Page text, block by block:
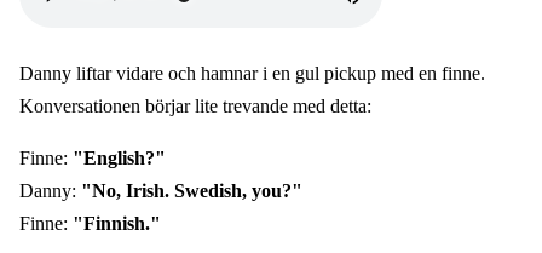
Danny liftar vidare och hamnar i en gul pickup med en finne.
Konversationen börjar lite trevande med detta:
Finne: "English?"
Danny: "No, Irish. Swedish, you?"
Finne: "Finnish."